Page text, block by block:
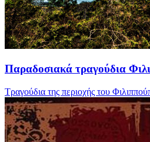
Παραδοσιακά τραγούδια
Τραγούδια της περιοχής του